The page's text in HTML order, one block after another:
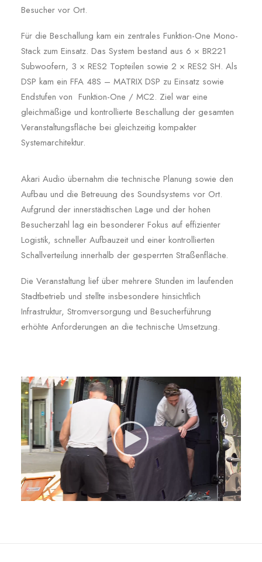
Besucher vor Ort.
Für die Beschallung kam ein zentrales Funktion-One Mono-
Stack zum Einsatz. Das System bestand aus 6 × BR221
Subwoofern, 3 × RES2 Topteilen sowie 2 × RES2 SH. Als
DSP kam ein FFA 48S – MATRIX DSP zu Einsatz sowie
Endstufen von Funktion-One / MC2. Ziel war eine
gleichmäßige und kontrollierte Beschallung der gesamten
Veranstaltungsfläche bei gleichzeitig kompakter
Systemarchitektur.
Akari Audio übernahm die technische Planung sowie den
Aufbau und die Betreuung des Soundsystems vor Ort.
Aufgrund der innerstädtischen Lage und der hohen
Besucherzahl lag ein besonderer Fokus auf effizienter
Logistik, schneller Aufbauzeit und einer kontrollierten
Schallverteilung innerhalb der gesperrten Straßenfläche.
Die Veranstaltung lief über mehrere Stunden im laufenden
Stadtbetrieb und stellte insbesondere hinsichtlich
Infrastruktur, Stromversorgung und Besucherführung
erhöhte Anforderungen an die technische Umsetzung.